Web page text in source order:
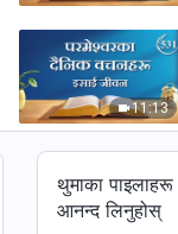
11:13
9:47
थुमाका
आनन्द लिनुहोस्